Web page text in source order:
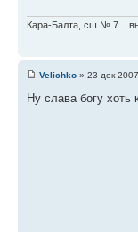
Кара-Балта, сш № 7...
Velichko » 23 дек
Ну слава богу хоть